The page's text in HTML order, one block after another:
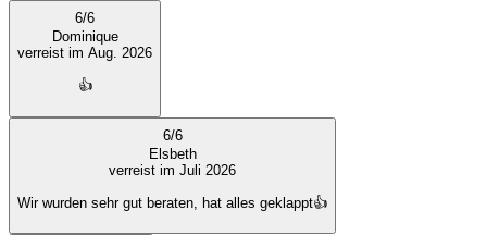
6/6
Dominique
verreist im Aug. 2026
👍
6/6
Elsbeth
verreist im Juli 2026
Wir wurden sehr gut beraten, hat alles geklappt👍